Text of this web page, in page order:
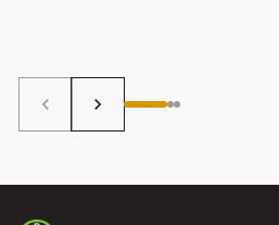
keyboard_arrow_left keyboard_arrow_right